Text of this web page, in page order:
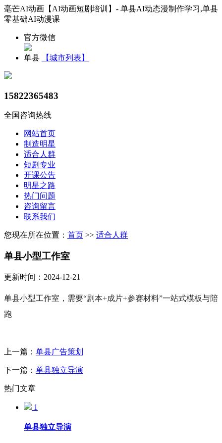
毫芒AI动画【AI动画短剧培训】- 单县AI动态漫制作学习,单县
零基础AI动漫课
官方微信
单县 【城市列表】
15822365483
全国咨询热线
网站首页
制造明星
适合人群
短剧专业
开课公告
明星之路
热门问题
咨询留言
联系我们
您现在所在位置： 首页 >> 适合人群
单县小型工作室
更新时间：2024-12-21
单县小型工作室，需要“剧本+成片+参赛材料”一站式模板与陪
跑
上一篇： 单县广告策划
下一篇： 单县独立导演
热门文章
1
单县独立导演